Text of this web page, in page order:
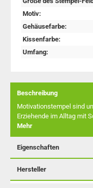
Motiv:
Gehäusefarbe:
Kissenfarbe:
Umfang:
Beschreibung
Motivationstempel sind
Erziehende im Alltag mit
Mehr
Eigenschaften
Hersteller